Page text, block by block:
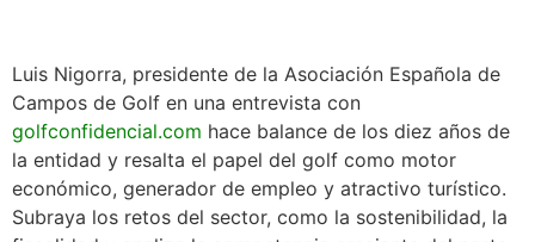
Luis Nigorra, presidente de la Asociación Española de
Campos de Golf en una entrevista con
golfconfidencial.com hace balance de los diez años de
la entidad y resalta el papel del golf como motor
económico, generador de empleo y atractivo turístico.
Subraya los retos del sector, como la sostenibilidad, la